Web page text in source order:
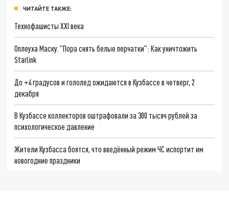
ЧИТАЙТЕ ТАКЖЕ:
Технофашисты XXI века
Оплеуха Маску. "Пора снять белые перчатки": Как уничтожить
Starlink
До +4 градусов и гололед ожидаются в Кузбассе в четверг, 2
декабря
В Кузбассе коллекторов оштрафовали за 300 тысяч рублей за
психологическое давление
Жители Кузбасса боятся, что введённый режим ЧС испортит им
новогодние праздники